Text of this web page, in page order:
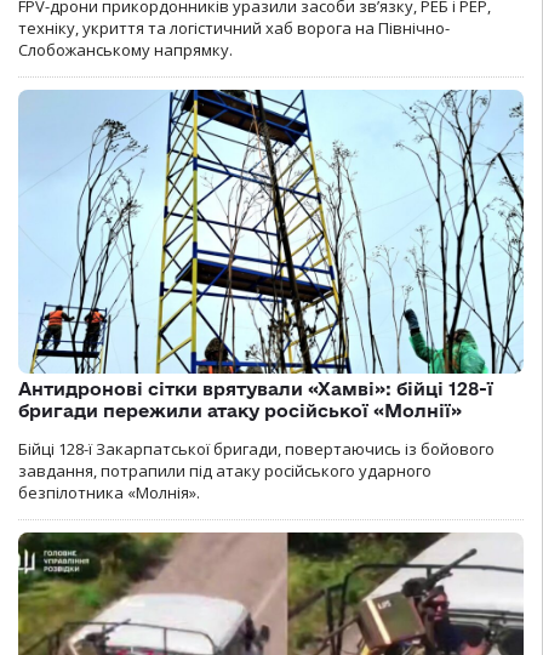
FPV-дрони прикордонників уразили засоби зв’язку, РЕБ і РЕР,
техніку, укриття та логістичний хаб ворога на Північно-
Слобожанському напрямку.
Антидронові сітки врятували «Хамві»: бійці 128-ї
бригади пережили атаку російської «Молнії»
Бійці 128-ї Закарпатської бригади, повертаючись із бойового
завдання, потрапили під атаку російського ударного
безпілотника «Молнія».